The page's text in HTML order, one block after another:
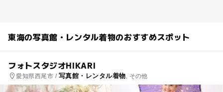
東海の写真館・レンタル着物のおすすめスポット
フォトスタジオHIKARI
愛知県西尾市 / 写真館・レンタル着物, その他